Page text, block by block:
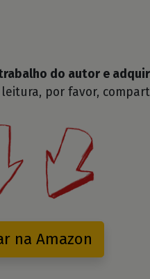
do autor e
por favor,
na Amazon